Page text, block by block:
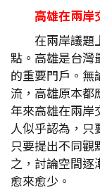
高雄在兩岸
在兩岸議題
點。高雄是台灣
的重要門戶。無
流，高雄原本都
年來高雄在兩岸
人似乎認為，只
只要提出不同
之，討論空間逐
愈來愈少。